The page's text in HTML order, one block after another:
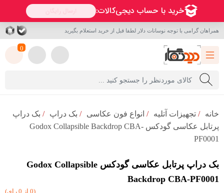
همراهان گرامی با توجه نوسانات دلار لطفا قبل از خرید استعلام بگیرید
0
خانه / تجهیزات آتلیه / انواع فون عکاسی / بک دراپ / بک دراپ
پرتابل عکاسی گودکس Godox Collapsible Backdrop CBA-
PF0001
بک دراپ پرتابل عکاسی گودکس Godox Collapsible
Backdrop CBA-PF0001
(0 از 0 رای)